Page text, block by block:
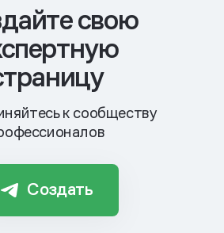
свою
к сообществу
Создать